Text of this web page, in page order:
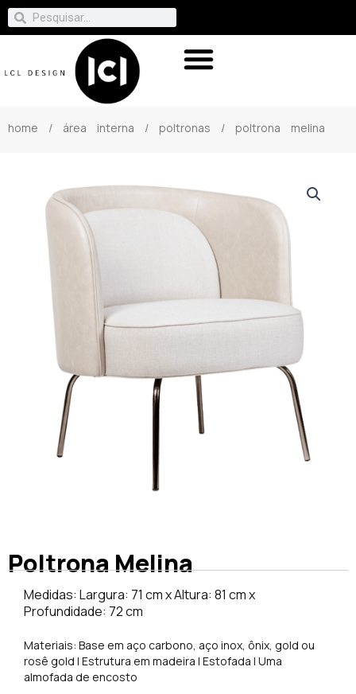
home / área interna / poltronas / poltrona melina
Poltrona Melina
Medidas: Largura: 71 cm x Altura: 81 cm x
Profundidade: 72 cm
Materiais: Base em aço carbono, aço inox, ônix, gold ou
rosê gold | Estrutura em madeira | Estofada | Uma
almofada de encosto